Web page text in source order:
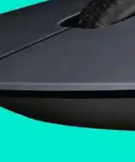
kullanım
Kablosuz
özelliklerini,
Kablosuz Klavye
kablosuz klavye